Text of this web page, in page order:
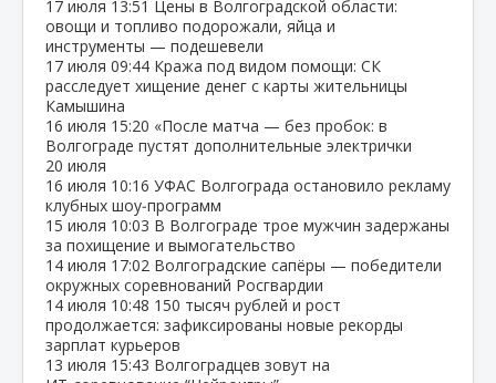
17 июля 13:51 Цены в Волгоградской области:
овощи и топливо подорожали, яйца и
инструменты — подешевели
17 июля 09:44 Кража под видом помощи: СК
расследует хищение денег с карты жительницы
Камышина
16 июля 15:20 «После матча — без пробок: в
Волгограде пустят дополнительные электрички
20 июля
16 июля 10:16 УФАС Волгограда остановило рекламу
клубных шоу‑программ
15 июля 10:03 В Волгограде трое мужчин задержаны
за похищение и вымогательство
14 июля 17:02 Волгоградские сапёры — победители
окружных соревнований Росгвардии
14 июля 10:48 150 тысяч рублей и рост
продолжается: зафиксированы новые рекорды
зарплат курьеров
13 июля 15:43 Волгоградцев зовут на